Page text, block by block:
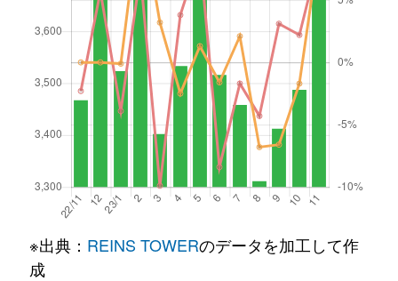
※出典： REINS TOWERのデータを加工して作
成